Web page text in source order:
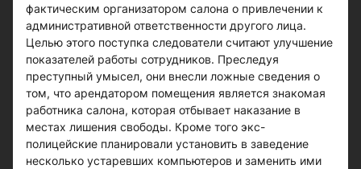
фактическим организатором салона о привлечении к
административной ответственности другого лица.
Целью этого поступка следователи считают улучшение
показателей работы сотрудников. Преследуя
преступный умысел, они внесли ложные сведения о
том, что арендатором помещения является знакомая
работника салона, которая отбывает наказание в
местах лишения свободы. Кроме того экс-
полицейские планировали установить в заведение
несколько устаревших компьютеров и заменить ими